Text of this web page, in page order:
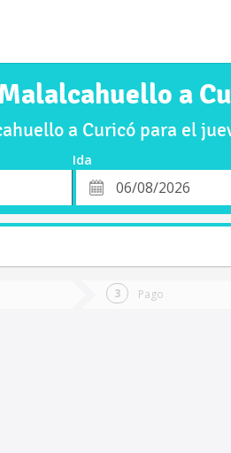
a
a Curicó para el
Ida
Fecha
de
Pago